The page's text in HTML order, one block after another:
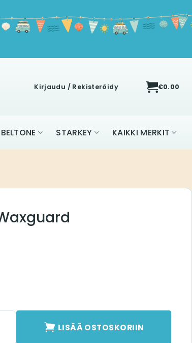
Kirjaudu / Rekisteröidy €0.00
BELTONE STARKEY KAIKKI MERKIT
LISÄÄ OSTOSKORIIN